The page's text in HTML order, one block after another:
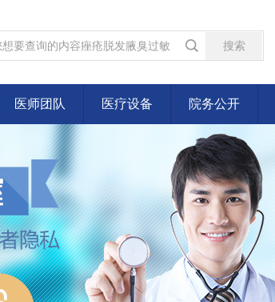
医师团队 医疗设备 院务公开